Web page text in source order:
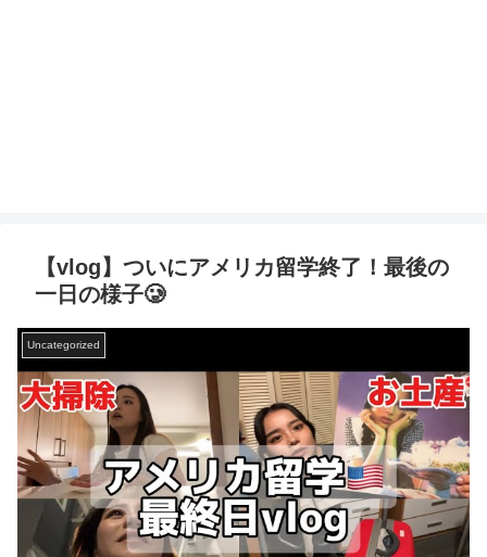
【vlog】ついにアメリカ留学終了！最後の
一日の様子🥲
Uncategorized